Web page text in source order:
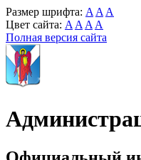
Размер шрифта: A A A
Цвет сайта: A A A A
Полная версия сайта